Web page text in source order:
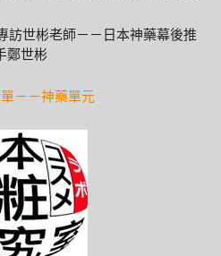
訪世彬老師－－日本神藥幕後推
鄭世彬
－－神藥單元